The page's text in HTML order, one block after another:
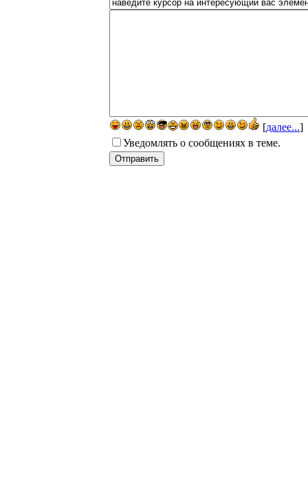
[далее...]
Уведомлять о сообщениях в теме.